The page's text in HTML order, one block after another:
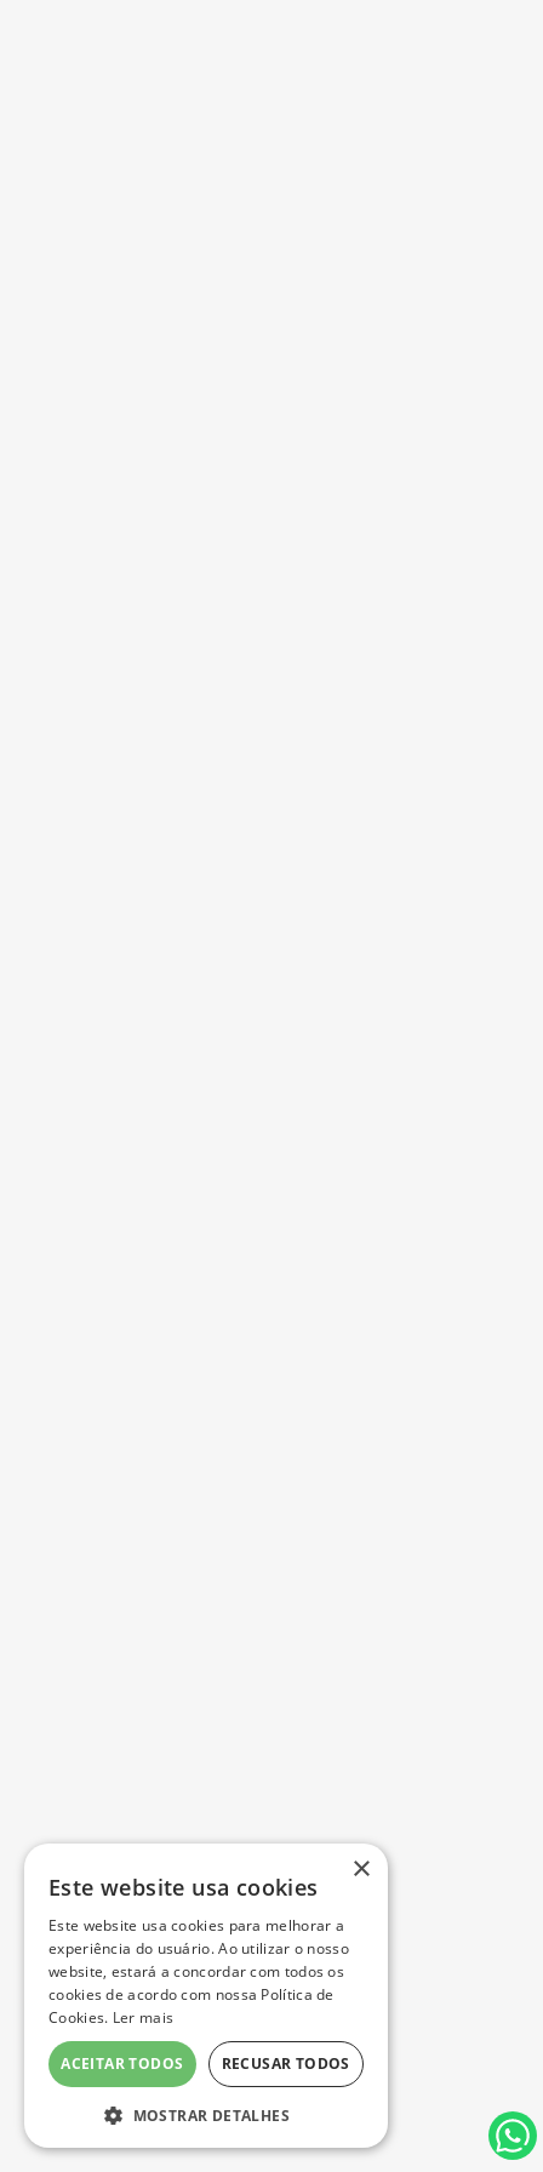
×
Este website usa cookies
Este website usa cookies para melhorar a
experiência do usuário. Ao utilizar o nosso
website, estará a concordar com todos os
cookies de acordo com nossa Política de
Cookies. Ler mais
ACEITAR TODOS RECUSAR TODOS
MOSTRAR DETALHES